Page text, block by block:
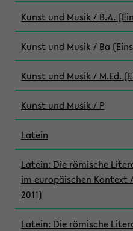
Kunst und Musik / B.A.
Kunst und Musik / Ba
Kunst und Musik / M.Ed.
Kunst und Musik / P
Latein
Latein: Die römische
im europäischen Kontext
2011)
Latein: Die römische